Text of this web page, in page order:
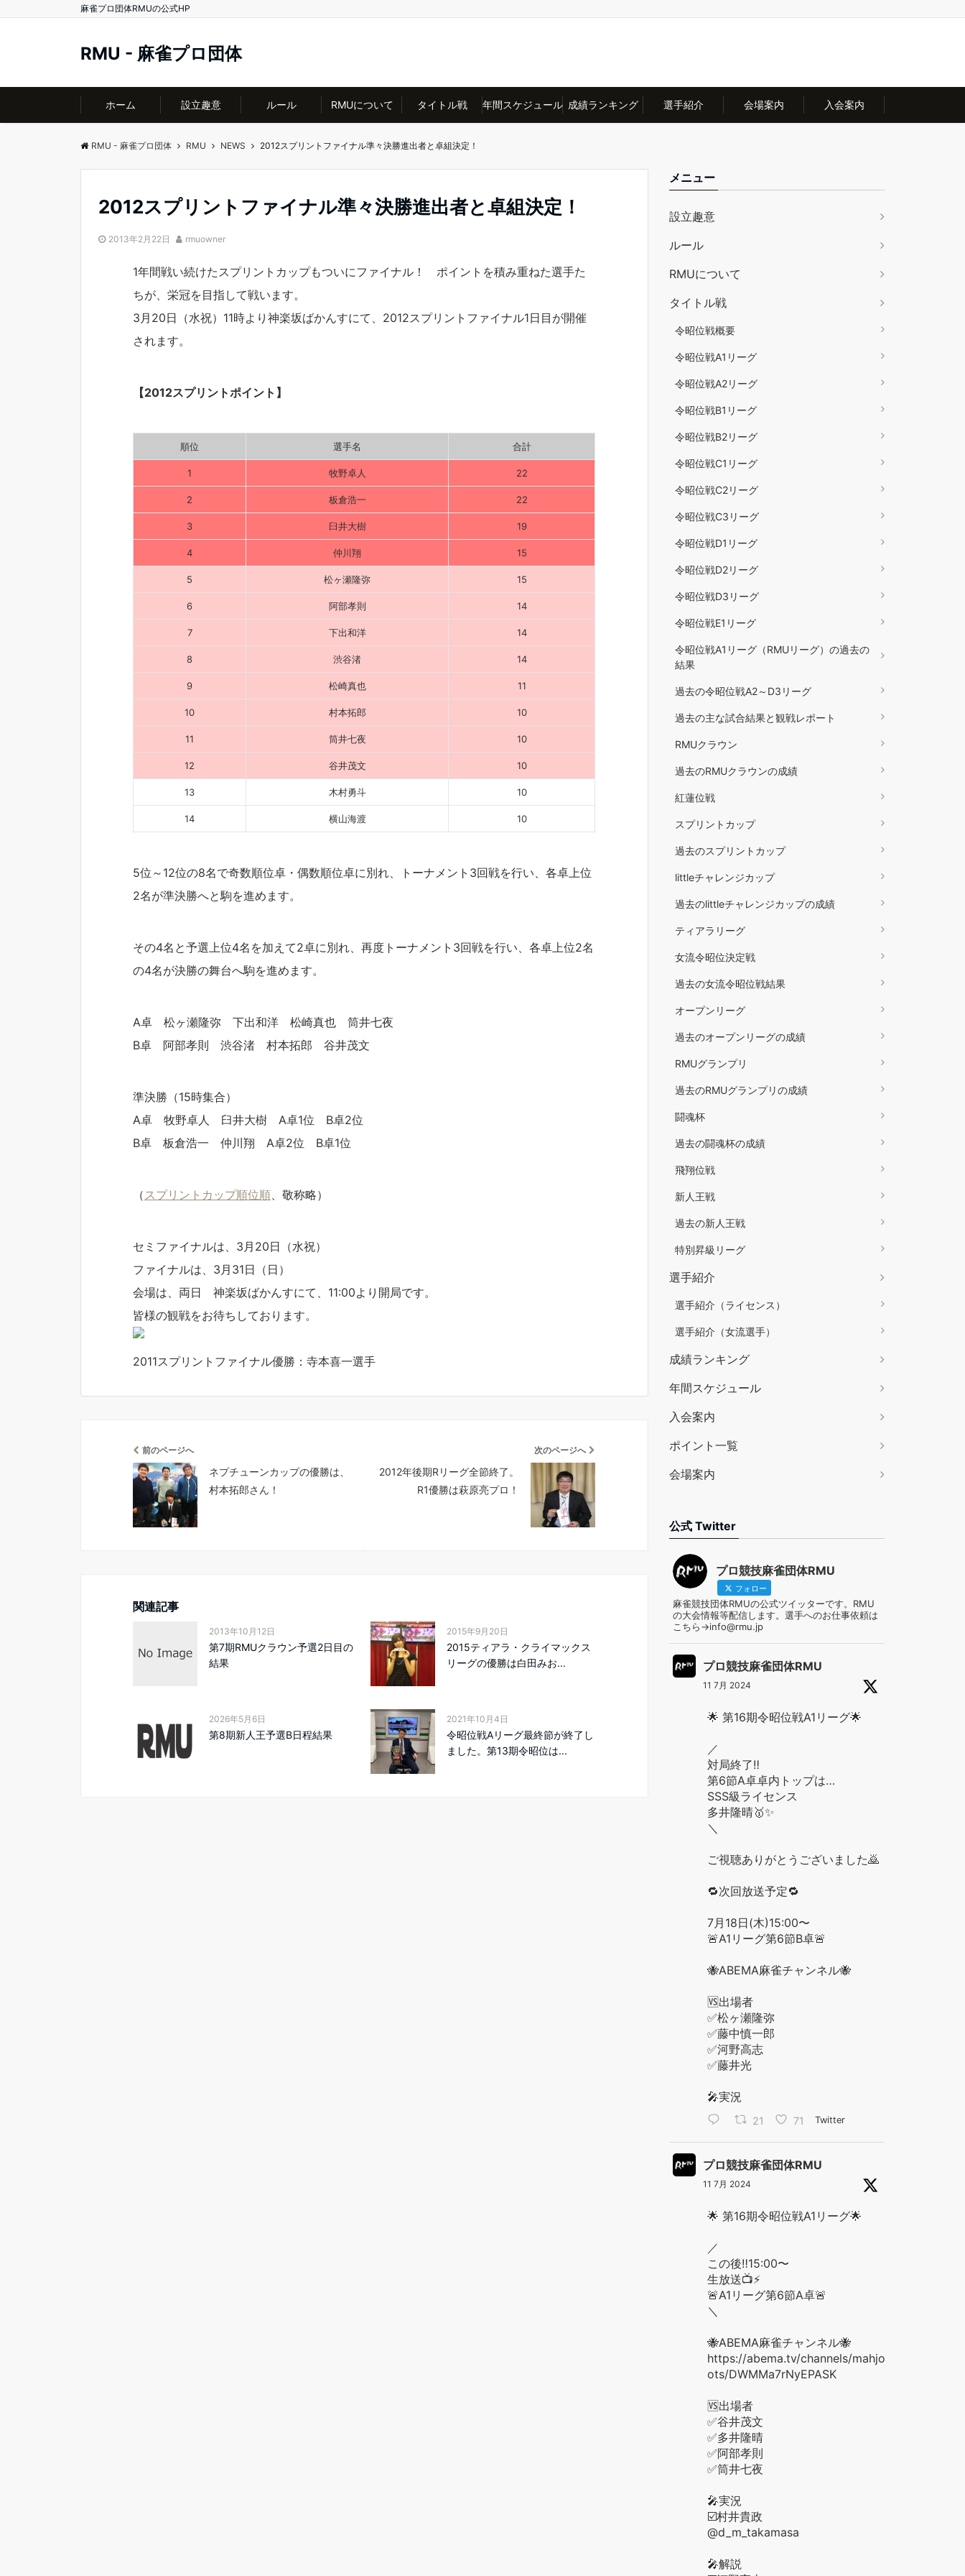
麻雀プロ団体RMUの公式HP
RMU - 麻雀プロ団体
ホーム 設立趣意 ルール RMUについて タイトル戦 年間スケジュール 成績ランキング 選手紹介 会場案内 入会案内
RMU - 麻雀プロ団体 RMU NEWS 2012スプリントファイナル準々決勝進出者と卓組決定！
2012スプリントファイナル準々決勝進出者と卓組決定！
2013年2月22日 rmuowner
1年間戦い続けたスプリントカップもついにファイナル！ ポイントを積み重ねた選手た
ちが、栄冠を目指して戦います。
3月20日（水祝）11時より神楽坂ばかんすにて、2012スプリントファイナル1日目が開催
されます。
【2012スプリントポイント】
順位 選手名 合計
1 牧野卓人 22
2 板倉浩一 22
3 臼井大樹 19
4 仲川翔 15
5 松ヶ瀬隆弥 15
6 阿部孝則 14
7 下出和洋 14
8 渋谷渚 14
9 松崎真也 11
10 村本拓郎 10
11 筒井七夜 10
12 谷井茂文 10
13 木村勇斗 10
14 横山海渡 10
5位～12位の8名で奇数順位卓・偶数順位卓に別れ、トーナメント3回戦を行い、各卓上位
2名が準決勝へと駒を進めます。
その4名と予選上位4名を加えて2卓に別れ、再度トーナメント3回戦を行い、各卓上位2名
の4名が決勝の舞台へ駒を進めます。
A卓 松ヶ瀬隆弥 下出和洋 松崎真也 筒井七夜
B卓 阿部孝則 渋谷渚 村本拓郎 谷井茂文
準決勝（15時集合）
A卓 牧野卓人 臼井大樹 A卓1位 B卓2位
B卓 板倉浩一 仲川翔 A卓2位 B卓1位
（スプリントカップ順位順、敬称略）
セミファイナルは、3月20日（水祝）
ファイナルは、3月31日（日）
会場は、両日 神楽坂ばかんすにて、11:00より開局です。
皆様の観戦をお待ちしております。
2011スプリントファイナル優勝：寺本喜一選手
前のページへ
ネプチューンカップの優勝は、
村本拓郎さん！
次のページへ
2012年後期Rリーグ全節終了。
R1優勝は萩原亮プロ！
関連記事
2013年10月12日
第7期RMUクラウン予選2日目の
結果
2015年9月20日
2015ティアラ・クライマックス
リーグの優勝は白田みお...
2026年5月6日
第8期新人王予選B日程結果
2021年10月4日
令昭位戦Aリーグ最終節が終了し
ました。第13期令昭位は...
メニュー
設立趣意
ルール
RMUについて
タイトル戦
令昭位戦概要
令昭位戦A1リーグ
令昭位戦A2リーグ
令昭位戦B1リーグ
令昭位戦B2リーグ
令昭位戦C1リーグ
令昭位戦C2リーグ
令昭位戦C3リーグ
令昭位戦D1リーグ
令昭位戦D2リーグ
令昭位戦D3リーグ
令昭位戦E1リーグ
令昭位戦A1リーグ（RMUリーグ）の過去の
結果
過去の令昭位戦A2～D3リーグ
過去の主な試合結果と観戦レポート
RMUクラウン
過去のRMUクラウンの成績
紅蓮位戦
スプリントカップ
過去のスプリントカップ
littleチャレンジカップ
過去のlittleチャレンジカップの成績
ティアラリーグ
女流令昭位決定戦
過去の女流令昭位戦結果
オープンリーグ
過去のオープンリーグの成績
RMUグランプリ
過去のRMUグランプリの成績
闘魂杯
過去の闘魂杯の成績
飛翔位戦
新人王戦
過去の新人王戦
特別昇級リーグ
選手紹介
選手紹介（ライセンス）
選手紹介（女流選手）
成績ランキング
年間スケジュール
入会案内
ポイント一覧
会場案内
公式 Twitter
プロ競技麻雀団体RMU
フォロー
麻雀競技団体RMUの公式ツイッターです。RMU
の大会情報等配信します。選手へのお仕事依頼は
こちら→info@rmu.jp
プロ競技麻雀団体RMU
11 7月 2024
🌟 第16期令昭位戦A1リーグ🌟
／
対局終了‼️
第6節A卓卓内トップは…
SSS級ライセンス
多井隆晴🥇✨
＼
ご視聴ありがとうございました🙇
🔁次回放送予定🔁
7月18日(木)15:00〜
🚨A1リーグ第6節B卓🚨
🐝ABEMA麻雀チャンネル🐝
🆚出場者
✅松ヶ瀬隆弥
✅藤中慎一郎
✅河野高志
✅藤井光
🎤実況
21 71 Twitter
プロ競技麻雀団体RMU
11 7月 2024
🌟 第16期令昭位戦A1リーグ🌟
／
この後‼️15:00〜
生放送📺⚡️
🚨A1リーグ第6節A卓🚨
＼
🐝ABEMA麻雀チャンネル🐝
https://abema.tv/channels/mahjong/sl
ots/DWMMa7rNyEPASK
🆚出場者
✅谷井茂文
✅多井隆晴
✅阿部孝則
✅筒井七夜
🎤実況
☑️村井貴政
@d_m_takamasa
🎤解説